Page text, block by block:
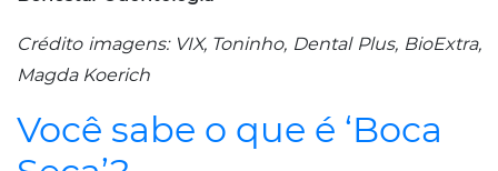
Crédito imagens: VIX, Toninho, Dental Plus, BioExtra,
Magda Koerich
Você sabe o que é ‘Boca